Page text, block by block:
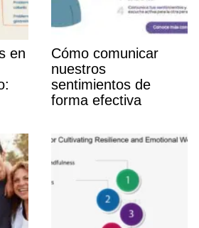
en
Cómo comunicar
nuestros
sentimientos de
forma efectiva